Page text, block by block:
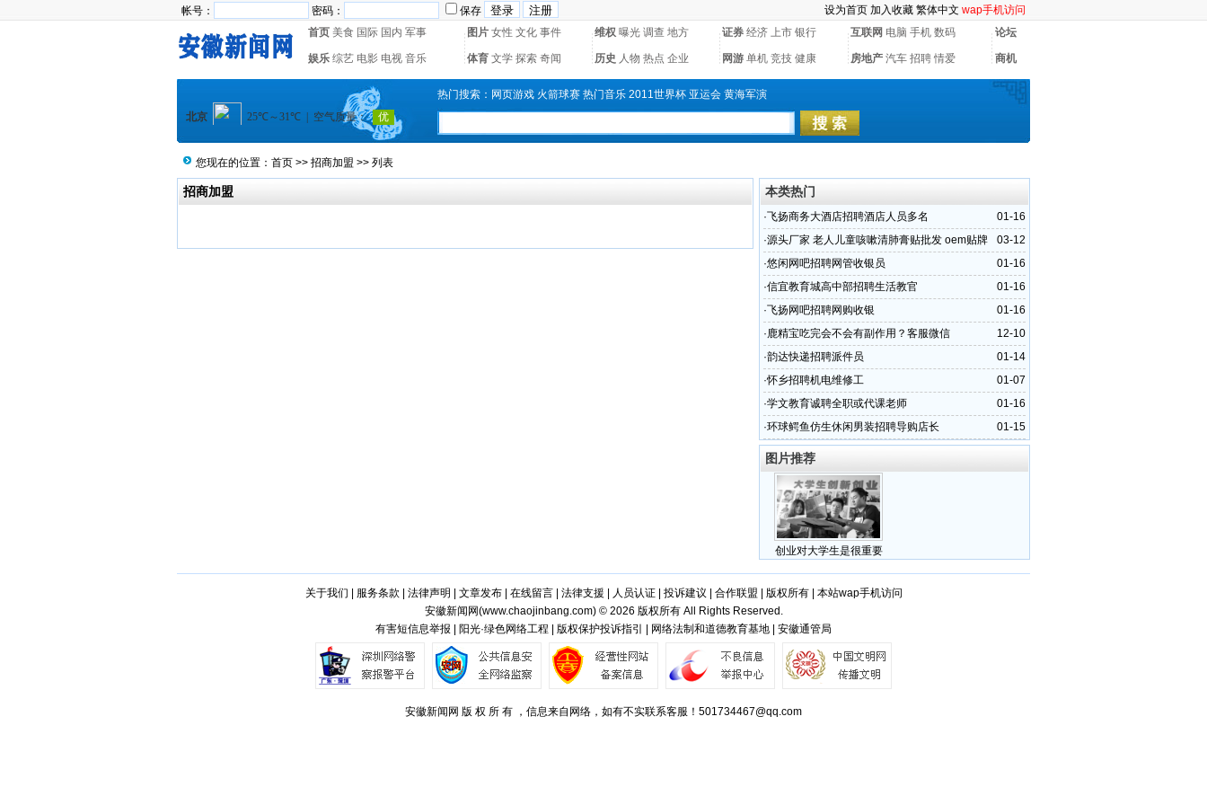
帐号： 密码： 保存 设为首页 加入收藏 繁体中文 wap手机访问
首页 美食 国际 国内 军事 图片 女性 文化 事件 维权 曝光 调查 地方 证券 经济 上市 银行 互联网 电脑 手机 数码 论坛
娱乐 综艺 电影 电视 音乐 体育 文学 探索 奇闻 历史 人物 热点 企业 网游 单机 竞技 健康 房地产 汽车 招聘 情爱 商机
热门搜索： 网页游戏 火箭球赛 热门音乐 2011世界杯 亚运会 黄海军演
您现在的位置： 首页 >> 招商加盟 >> 列表
招商加盟 本类热门
01-16
·飞扬商务大酒店招聘酒店人员多名
03-12
·源头厂家 老人儿童咳嗽清肺膏贴批发 oem贴牌
代加工首选华源晨泰
01-16
·悠闲网吧招聘网管收银员
01-16
·信宜教育城高中部招聘生活教官
01-16
·飞扬网吧招聘网购收银
12-10
·鹿精宝吃完会不会有副作用？客服微信
01-14
·韵达快递招聘派件员
01-07
·怀乡招聘机电维修工
01-16
·学文教育诚聘全职或代课老师
01-15
·环球鳄鱼仿生休闲男装招聘导购店长
图片推荐
创业对大学生是很重要
关于我们 服务条款 法律声明 文章发布| 在线留言| 法律支援 人员认证| 投诉建议 合作联盟 版权所有| 本站wap手机访问
安徽新闻网(www.chaojinbang.com) © 2026 版权所有 All Rights Reserved.
有害短信息举报 | 阳光·绿色网络工程 | 版权保护投诉指引 | 网络法制和道德教育基地 | 安徽通管局
安徽新闻网 版 权 所 有 ，信息来自网络，如有不实联系客服！501734467@qq.com